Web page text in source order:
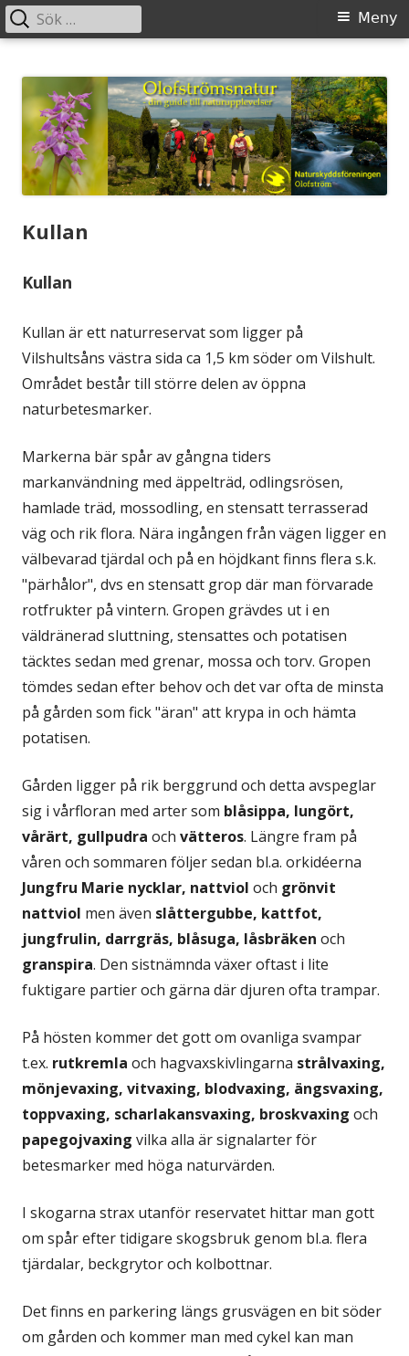
innehåll
Primär
Meny
Sök
efter:
Kullan
Kullan
Kullan är ett naturreservat som ligger på
Vilshultsåns västra sida ca 1,5 km söder om Vilshult.
Området består till större delen av öppna
naturbetesmarker.
Markerna bär spår av gångna tiders
markanvändning med äppelträd, odlingsrösen,
hamlade träd, mossodling, en stensatt terrasserad
väg och rik flora. Nära ingången från vägen ligger en
välbevarad tjärdal och på en höjdkant finns flera s.k.
"pärhålor", dvs en stensatt grop där man förvarade
rotfrukter på vintern. Gropen grävdes ut i en
väldränerad sluttning, stensattes och potatisen
täcktes sedan med grenar, mossa och torv. Gropen
tömdes sedan efter behov och det var ofta de minsta
på gården som fick "äran" att krypa in och hämta
potatisen.
Gården ligger på rik berggrund och detta avspeglar
sig i vårfloran med arter som blåsippa, lungört,
vårärt, gullpudra och vätteros. Längre fram på
våren och sommaren följer sedan bl.a. orkidéerna
Jungfru Marie nycklar, nattviol och grönvit
nattviol men även slåttergubbe, kattfot,
jungfrulin, darrgräs, blåsuga, låsbräken och
granspira. Den sistnämnda växer oftast i lite
fuktigare partier och gärna där djuren ofta trampar.
På hösten kommer det gott om ovanliga svampar
t.ex. rutkremla och hagvaxskivlingarna strålvaxing,
mönjevaxing, vitvaxing, blodvaxing, ängsvaxing,
toppvaxing, scharlakansvaxing, broskvaxing och
papegojvaxing vilka alla är signalarter för
betesmarker med höga naturvärden.
I skogarna strax utanför reservatet hittar man gott
om spår efter tidigare skogsbruk genom bl.a. flera
tjärdalar, beckgrytor och kolbottnar.
Det finns en parkering längs grusvägen en bit söder
om gården och kommer man med cykel kan man